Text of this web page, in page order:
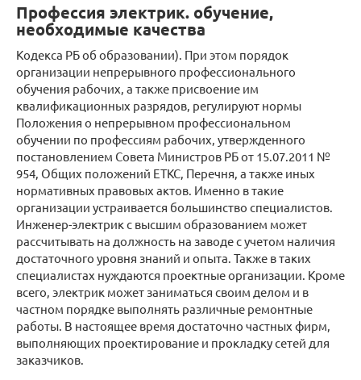
Профессия электрик. обучение,
необходимые качества
Кодекса РБ об образовании). При этом порядок
организации непрерывного профессионального
обучения рабочих, а также присвоение им
квалификационных разрядов, регулируют нормы
Положения о непрерывном профессиональном
обучении по профессиям рабочих, утвержденного
постановлением Совета Министров РБ от 15.07.2011 №
954, Общих положений ЕТКС, Перечня, а также иных
нормативных правовых актов. Именно в такие
организации устраивается большинство специалистов.
Инженер-электрик с высшим образованием может
рассчитывать на должность на заводе с учетом наличия
достаточного уровня знаний и опыта. Также в таких
специалистах нуждаются проектные организации. Кроме
всего, электрик может заниматься своим делом и в
частном порядке выполнять различные ремонтные
работы. В настоящее время достаточно частных фирм,
выполняющих проектирование и прокладку сетей для
заказчиков.